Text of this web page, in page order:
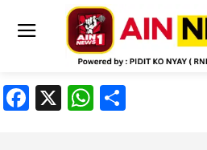
Facebook
X WhatsApp